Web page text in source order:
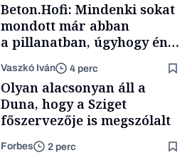
Beton.Hofi: Mindenki sokat
mondott már abban
a pillanatban, úgyhogy én
a legsarkosabb
gondolataimat akartam
kimondani
Vaszkó Iván 4 perc
Olyan alacsonyan áll a
Duna, hogy a Sziget
főszervezője is megszólalt
Forbes 2 perc